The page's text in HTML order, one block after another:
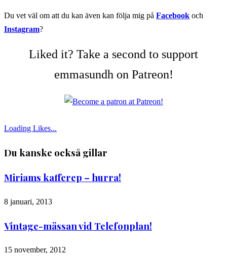
Du vet väl om att du kan även kan följa mig på Facebook och
Instagram?
Liked it? Take a second to support
emmasundh on Patreon!
Loading Likes...
Du kanske också gillar
Miriams kafferep – hurra!
8 januari, 2013
Vintage-mässan vid Telefonplan!
15 november, 2012